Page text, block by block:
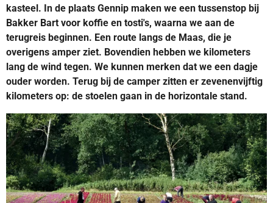
kasteel. In de plaats Gennip maken we een tussenstop bij
Bakker Bart voor koffie en tosti's, waarna we aan de
terugreis beginnen. Een route langs de Maas, die je
overigens amper ziet. Bovendien hebben we kilometers
lang de wind tegen. We kunnen merken dat we een dagje
ouder worden. Terug bij de camper zitten er zevenenvijftig
kilometers op: de stoelen gaan in de horizontale stand.